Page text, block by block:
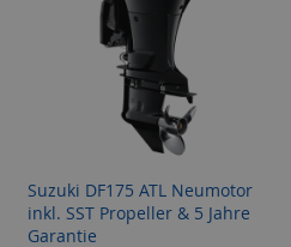
Suzuki DF175 ATL Neumotor
inkl. SST Propeller & 5 Jahre
Garantie